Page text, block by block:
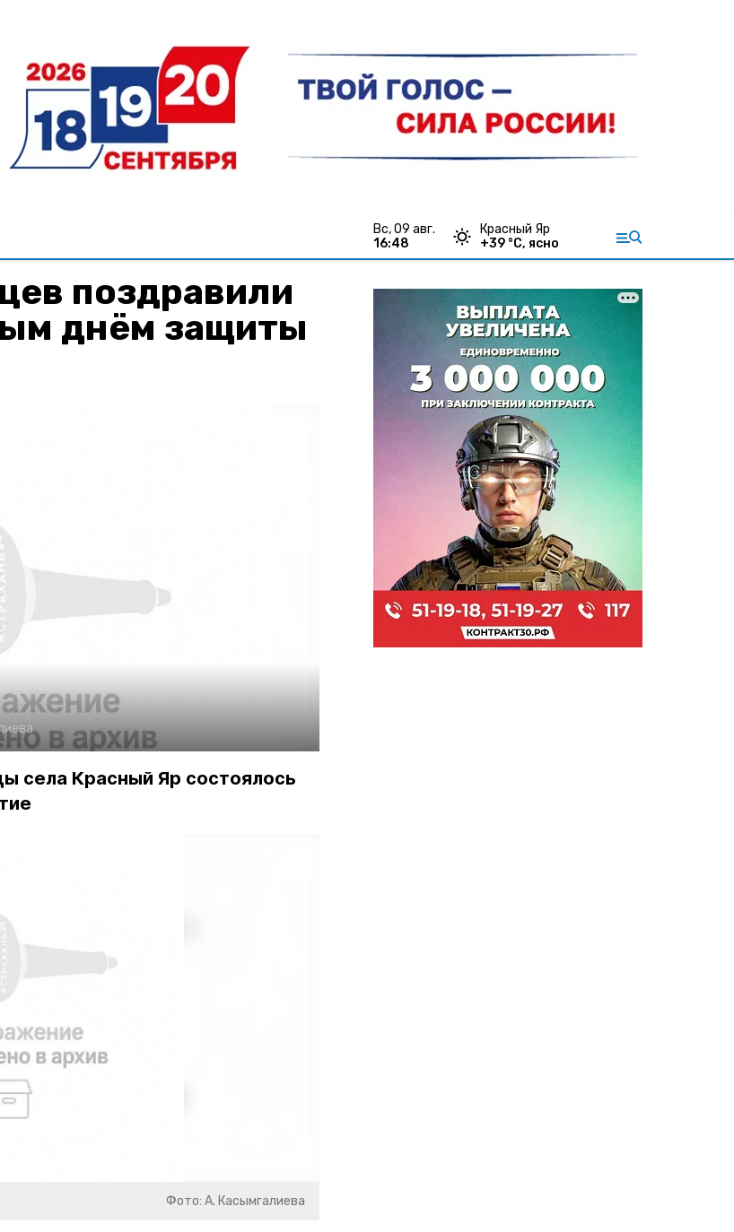
вс, 09 авг.
16:48
Красный Яр
+39 °С, ясно
поздравили
днём защиты
села Красный Яр состоялось
Фото: А. Касымгалиева